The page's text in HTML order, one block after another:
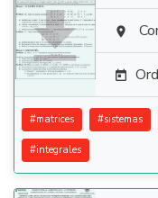
 

#matrices #sistemas
#integrales